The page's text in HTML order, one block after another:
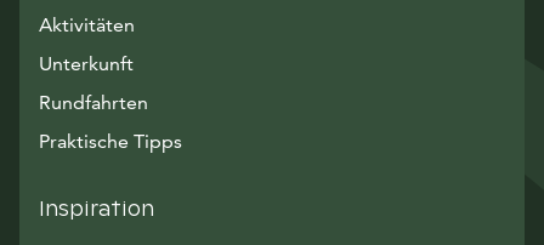
Aktivitäten
Unterkunft
Rundfahrten
Praktische Tipps
Inspiration